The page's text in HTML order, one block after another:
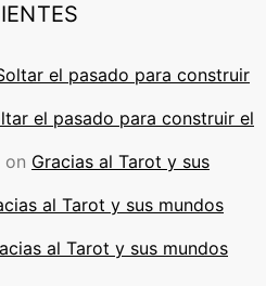
el pasado para construir
el pasado para construir el
on Gracias al Tarot y sus
al Tarot y sus mundos
al Tarot y sus mundos